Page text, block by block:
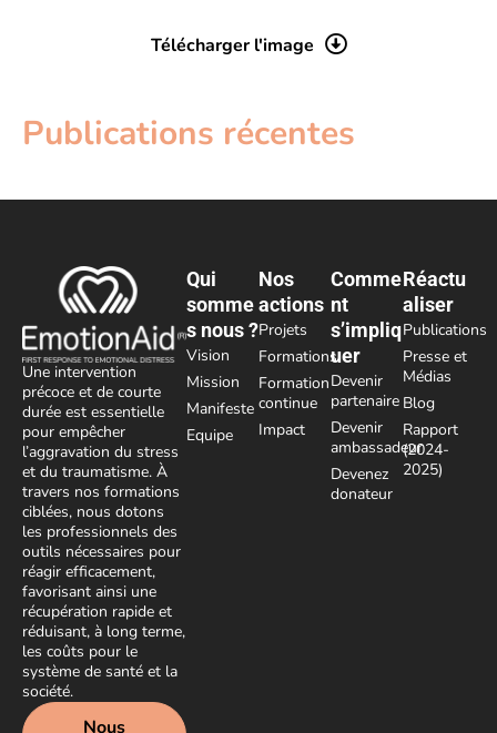
Télécharger l'image
Publications récentes
Une intervention
précoce et de courte
durée est essentielle
pour empêcher
l’aggravation du stress
et du traumatisme. À
travers nos formations
ciblées, nous dotons
les professionnels des
outils nécessaires pour
réagir efficacement,
favorisant ainsi une
récupération rapide et
réduisant, à long terme,
les coûts pour le
système de santé et la
société.
Nous
Qui
somme
s nous ?
Vision
Mission
Manifeste
Equipe
Nos
actions
Projets
Formations
Formation
continue
Impact
Comme
nt
s’impliq
uer
Devenir
partenaire
Devenir
ambassadeur
Devenez
donateur
Réactu
aliser
Publications
Presse et
Médias
Blog
Rapport
(2024-
2025)